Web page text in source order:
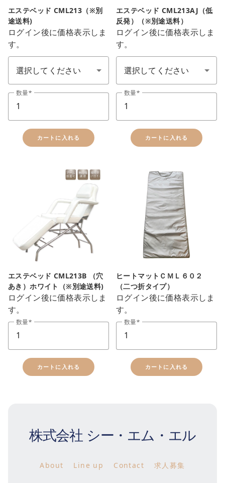
エステベッド CML213（※別
途送料)
ログイン後に価格表示しま
す。
ベッド(顏色)
数量
カートに入れる
エステベッド CML213AJ（低
反発）（※別途送料）
ログイン後に価格表示しま
す。
ベッド(顏色)
数量
カートに入れる
エステベッド CML213B （穴
あき）ホワイト（※別途送料)
ログイン後に価格表示しま
す。
数量
カートに入れる
ヒートマットＣＭＬ６０２
（二つ折タイプ）
ログイン後に価格表示しま
す。
数量
カートに入れる
株式会社 シー・エム・エル
About Line up Contact 求人募集